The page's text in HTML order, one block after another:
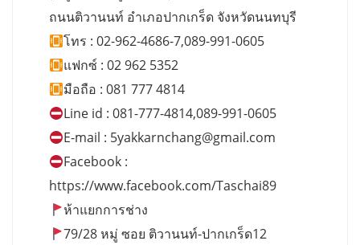
ถนนติวานนท์ อำเภอปากเกร็ด จังหวัดนนทบุรี
โทร : 02-962-4686-7,089-991-0605
แฟกซ์ : 02 962 5352
มือถือ : 081 777 4814
Line id : 081-777-4814,089-991-0605
E-mail : 5yakkarnchang@gmail.com
Facebook :
https://www.facebook.com/Taschai89
ห้าแยกการช่าง
79/28 หมู่ ซอย ติวานนท์-ปากเกร็ด12